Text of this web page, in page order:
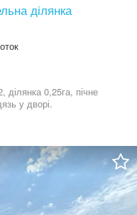
ділянка
0,25га, пічне
у дворі.